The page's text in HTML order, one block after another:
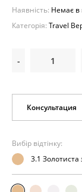
Наявність: Немає в
Категорія: Travel
-
Консультация
Вибір відтінку:
3.1 Золотиста